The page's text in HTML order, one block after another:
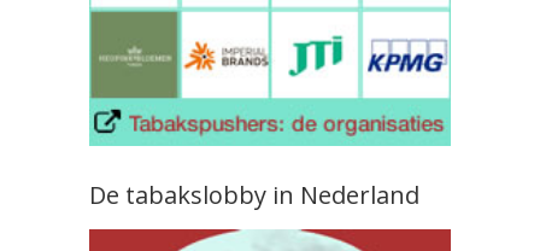
De tabakslobby in Nederland